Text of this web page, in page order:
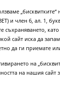
и член 6, ал. 1,
съхраняването,
сайт иска да
да ги приемате
на
на нашия сайт